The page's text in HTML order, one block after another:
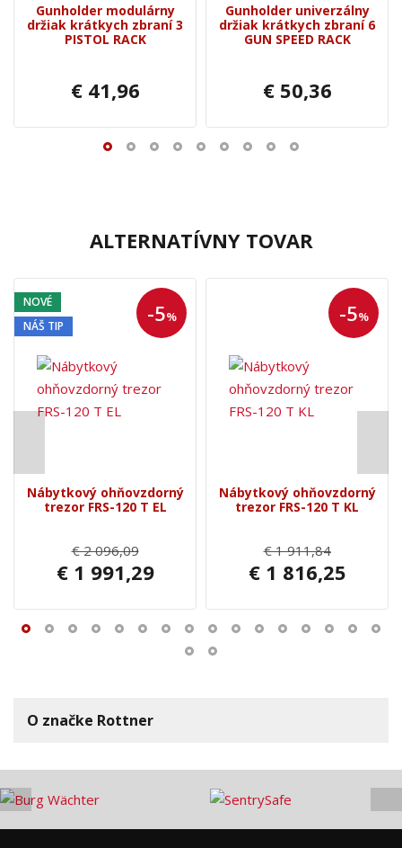
Gunholder modulárny
držiak krátkych zbraní 3
PISTOL RACK
€ 41,96
Gunholder univerzálny
držiak krátkych zbraní 6
GUN SPEED RACK
€ 50,36
ALTERNATÍVNY TOVAR
NOVÉ
NÁŠ TIP
-5%
Nábytkový ohňovzdorný
trezor FRS-120 T EL
€ 2 096,09
€ 1 991,29
-5%
Nábytkový ohňovzdorný
trezor FRS-120 T KL
€ 1 911,84
€ 1 816,25
O značke Rottner